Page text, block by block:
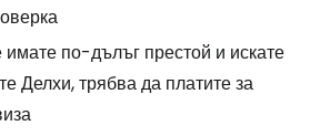
имате по-дълъг престой и искате
Делхи, трябва да платите за